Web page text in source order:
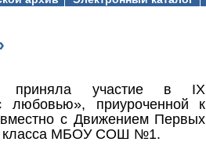
приняла участие в IX
любовью», приуроченной к
с Движением Первых
класса МБОУ СОШ №1.